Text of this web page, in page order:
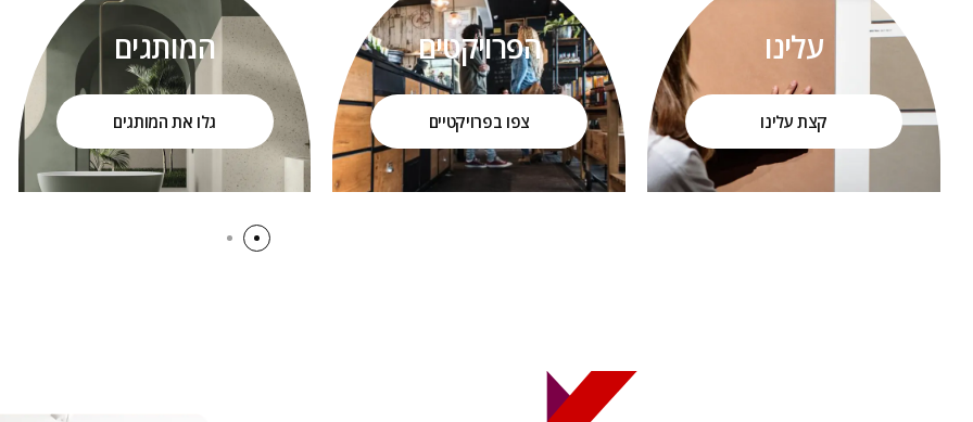
האהבה שלנו לעיצוב, לאנשים ולסביבה הפכה את קמריקה לחלק בלתי נפרד ממשפחות רבות בישראל,
ומהשירות האנושי שמלווה אותן לאורך השנים.
החזון השירותי שלנו הוא אבן יסוד להצלחה — במישור האישי, המשפחתי והעסקי
עלינו
קצת עלינו
הפרויקטים
צפו בפרויקטיים
המותגים
גלו את המותגים